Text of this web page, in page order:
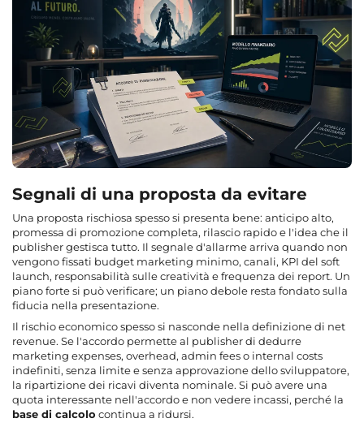
Segnali di una proposta da evitare
Una proposta rischiosa spesso si presenta bene: anticipo alto,
promessa di promozione completa, rilascio rapido e l'idea che il
publisher gestisca tutto. Il segnale d'allarme arriva quando non
vengono fissati budget marketing minimo, canali, KPI del soft
launch, responsabilità sulle creatività e frequenza dei report. Un
piano forte si può verificare; un piano debole resta fondato sulla
fiducia nella presentazione.
Il rischio economico spesso si nasconde nella definizione di net
revenue. Se l'accordo permette al publisher di dedurre
marketing expenses, overhead, admin fees o internal costs
indefiniti, senza limite e senza approvazione dello sviluppatore,
la ripartizione dei ricavi diventa nominale. Si può avere una
quota interessante nell'accordo e non vedere incassi, perché la
base di calcolo continua a ridursi.